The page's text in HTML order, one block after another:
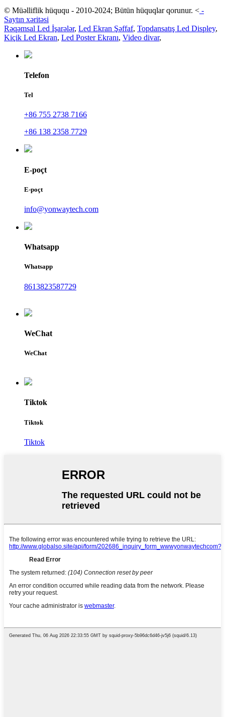
© Müəlliflik hüququ - 2010-2024; Bütün hüquqlar qorunur. < -
Saytın xəritəsi
Rəqəmsal Led İşarələr, Led Ekran Şəffaf, Topdansatış Led Displey,
Kiçik Led Ekran, Led Poster Ekranı, Video divar,
Telefon
Tel
+86 755 2738 7166
+86 138 2358 7729
E-poçt
E-poçt
info@yonwaytech.com
Whatsapp
Whatsapp
8613823587729
WeChat
WeChat
Tiktok
Tiktok
Tiktok